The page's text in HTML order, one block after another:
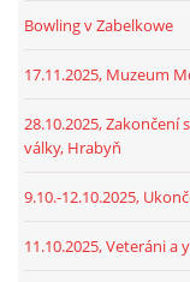
Bowling v Zabelkowe
17.11.2025, Muzeum
28.10.2025,
války, Hrabyň
9.10.-12.10.2025,
11.10.2025, Veteráni